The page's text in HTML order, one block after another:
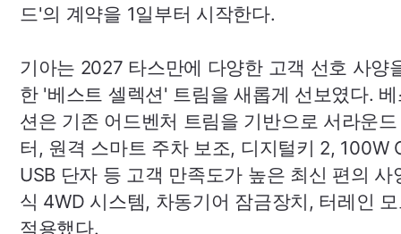
드'의 계약을 1일부터 시작한다.
기아는 2027 타스만에 다양한 고객 선호 사양
한 '베스트 셀렉션' 트림을 새롭게 선보였다.
션은 기존 어드벤처 트림을 기반으로 서라운
터, 원격 스마트 주차 보조, 디지털키 2, 100W
USB 단자 등 고객 만족도가 높은 최신 편의 사
식 4WD 시스템, 차동기어 잠금장치, 터레인
적용했다.